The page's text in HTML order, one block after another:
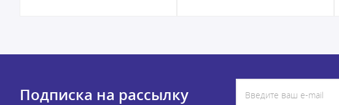
Подписка на рассылку